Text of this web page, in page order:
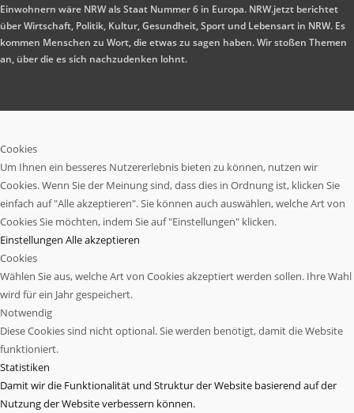
Einwohnern wäre NRW als Staat Nummer 6 in Europa. NRW.jetzt berichtet
über Wirtschaft, Politik, Kultur, Gesundheit, Sport und Lebensart in NRW. Es
kommen Menschen zu Wort, die etwas zu sagen haben. Wir stoßen Themen
an, über die es sich nachzudenken lohnt.
Cookies
Um Ihnen ein besseres Nutzererlebnis bieten zu können, nutzen wir
Cookies. Wenn Sie der Meinung sind, dass dies in Ordnung ist, klicken Sie
einfach auf "Alle akzeptieren". Sie können auch auswählen, welche Art von
Cookies Sie möchten, indem Sie auf "Einstellungen" klicken.
Einstellungen Alle akzeptieren
Cookies
Wählen Sie aus, welche Art von Cookies akzeptiert werden sollen. Ihre Wahl
wird für ein Jahr gespeichert.
Notwendig
Diese Cookies sind nicht optional. Sie werden benötigt, damit die Website
funktioniert.
Statistiken
Damit wir die Funktionalität und Struktur der Website basierend auf der
Nutzung der Website verbessern können.